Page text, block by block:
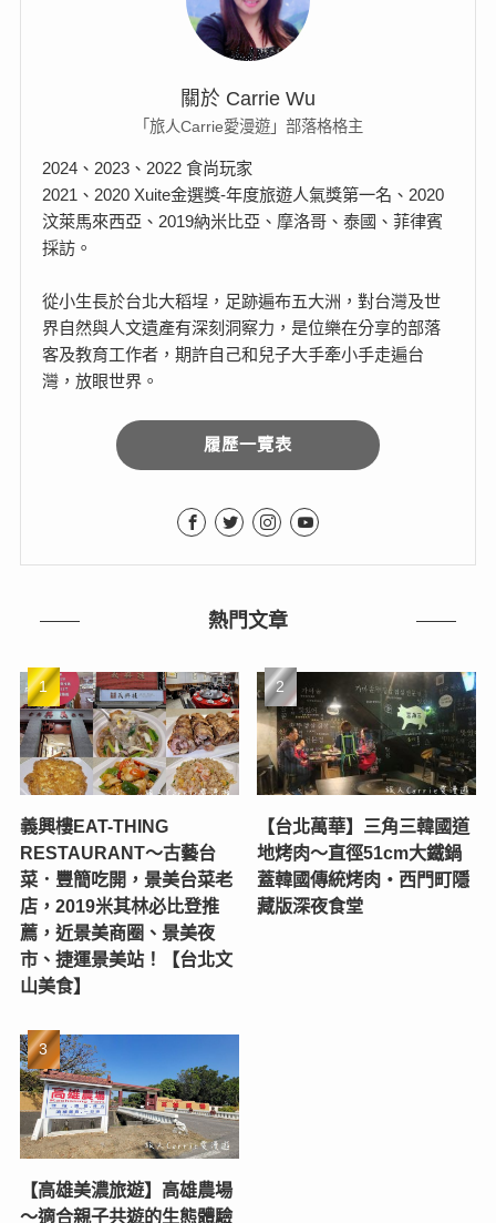
關於 Carrie Wu
「旅人Carrie愛漫遊」部落格格主
2024、2023、2022 食尚玩家
2021、2020 Xuite金選獎-年度旅遊人氣獎第一名、2020
汶萊馬來西亞、2019納米比亞、摩洛哥、泰國、菲律賓
採訪。
從小生長於台北大稻埕，足跡遍布五大洲，對台灣及世
界自然與人文遺產有深刻洞察力，是位樂在分享的部落
客及教育工作者，期許自己和兒子大手牽小手走遍台
灣，放眼世界。
履歷一覽表
熱門文章
義興樓EAT-THING
RESTAURANT〜古藝台
菜．豐簡吃開，景美台菜老
店，2019米其林必比登推
薦，近景美商圈、景美夜
市、捷運景美站！【台北文
山美食】
【台北萬華】三角三韓國道
地烤肉～直徑51cm大鐵鍋
蓋韓國傳統烤肉‧西門町隱
藏版深夜食堂
【高雄美濃旅遊】高雄農場
〜適合親子共遊的生態體驗